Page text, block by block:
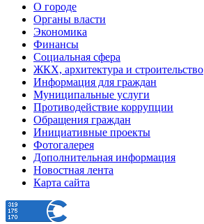
О городе
Органы власти
Экономика
Финансы
Социальная сфера
ЖКХ, архитектура и строительство
Информация для граждан
Муниципальные услуги
Противодействие коррупции
Обращения граждан
Инициативные проекты
Фотогалерея
Дополнительная информация
Новостная лента
Карта сайта